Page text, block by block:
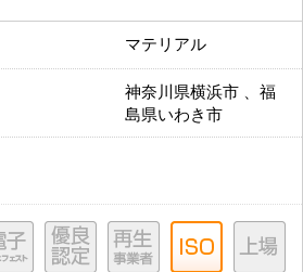
マテリアル
神奈川県横浜市 、福
島県いわき市